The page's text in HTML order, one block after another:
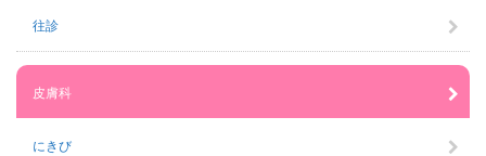
往診
皮膚科
にきび